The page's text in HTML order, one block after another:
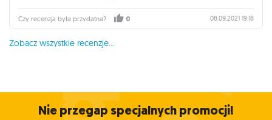
Czy recenzja była przydatna? 0 08.09.2021 19:18
Zobacz wszystkie recenzje...
Nie przegap specjalnych promocji!